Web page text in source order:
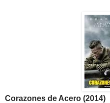
Corazones de Acero (2014)